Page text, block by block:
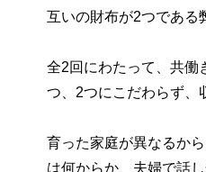
互いの財布が2つである
全2回にわたって、共働
つ、2つにこだわらず、
育った家庭が異なるか
は何からか、夫婦で話